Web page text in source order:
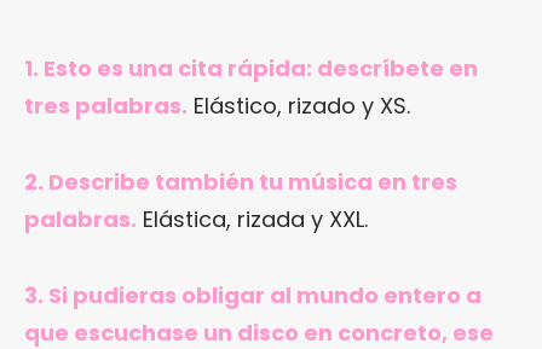
1. Esto es una cita rápida: descríbete en
tres palabras. Elástico, rizado y XS.
2. Describe también tu música en tres
palabras. Elástica, rizada y XXL.
3. Si pudieras obligar al mundo entero a
que escuchase un disco en concreto, ese